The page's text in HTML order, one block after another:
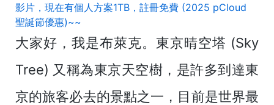
影片，現在有個人方案1TB，註冊免費 (2025 pCloud
聖誕節優惠)~~
大家好，我是布萊克。東京晴空塔 (Sky
Tree) 又稱為東京天空樹，是許多到達東
京的旅客必去的景點之一，目前是世界最